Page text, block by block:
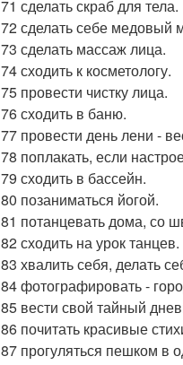
71 сделать скраб для тела.
72 сделать себе медовый
73 сделать массаж лица.
74 сходить к косметологу.
75 провести чистку лица.
76 сходить в баню.
77 провести день лени -
78 поплакать, если
79 сходить в бассейн.
80 позаниматься йогой.
81 потанцевать дома, со
82 сходить на урок танцев.
83 хвалить себя, делать
84 фотографировать -
85 вести свой тайный
86 почитать красивые
87 прогуляться пешком в